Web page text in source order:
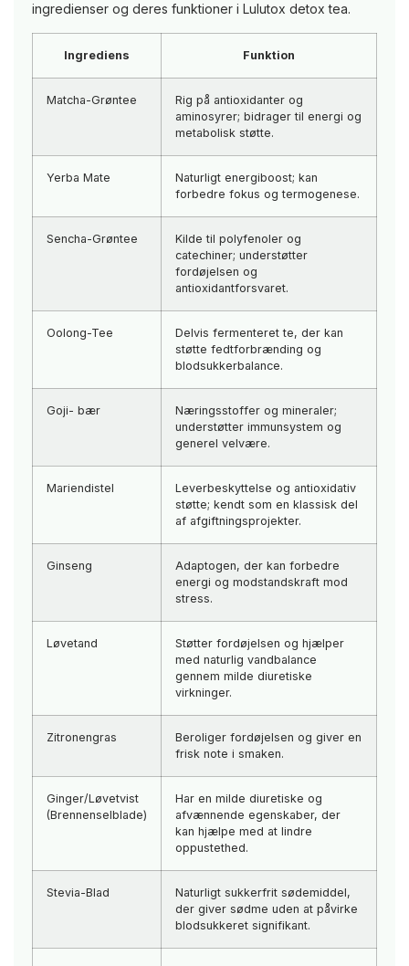
ingredienser og deres funktioner i Lulutox detox tea.
Ingrediens Funktion
Matcha-Grøntee
Rig på antioxidanter og
aminosyrer; bidrager til energi og
metabolisk støtte.
Yerba Mate
Naturligt energiboost; kan
forbedre fokus og termogenese.
Sencha-Grøntee
Kilde til polyfenoler og
catechiner; understøtter
fordøjelsen og
antioxidantforsvaret.
Oolong-Tee
Delvis fermenteret te, der kan
støtte fedtforbrænding og
blodsukkerbalance.
Goji- bær
Næringsstoffer og mineraler;
understøtter immunsystem og
generel velvære.
Mariendistel
Leverbeskyttelse og antioxidativ
støtte; kendt som en klassisk del
af afgiftningsprojekter.
Ginseng
Adaptogen, der kan forbedre
energi og modstandskraft mod
stress.
Løvetand
Støtter fordøjelsen og hjælper
med naturlig vandbalance
gennem milde diuretiske
virkninger.
Zitronengras
Beroliger fordøjelsen og giver en
frisk note i smaken.
Ginger/Løvetvist
(Brennenselblade)
Har en milde diuretiske og
afvænnende egenskaber, der
kan hjælpe med at lindre
oppustethed.
Stevia-Blad
Naturligt sukkerfrit sødemiddel,
der giver sødme uden at påvirke
blodsukkeret signifikant.